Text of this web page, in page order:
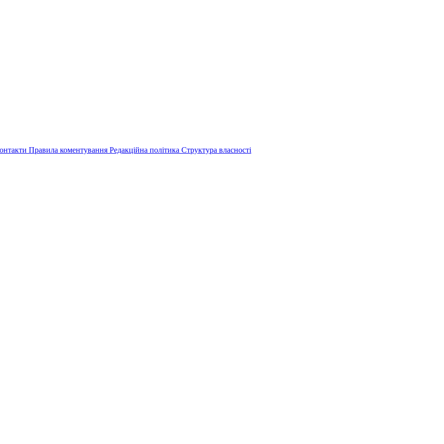
Правила коментування Редакційна політика Структура власності